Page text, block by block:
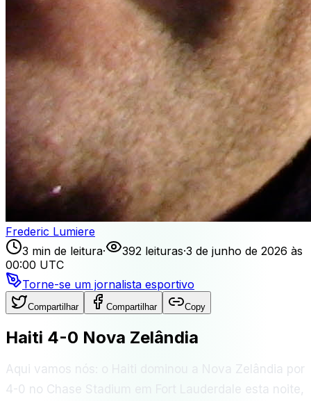
Frederic Lumiere
3 min de leitura· 392 leituras·3 de junho de 2026 às
00:00 UTC
Torne-se um jornalista esportivo
Compartilhar Compartilhar Copy
Haiti 4-0 Nova Zelândia
Aqui vamos nós: o Haiti dominou a Nova Zelândia por
4-0 no Chase Stadium em Fort Lauderdale esta noite,